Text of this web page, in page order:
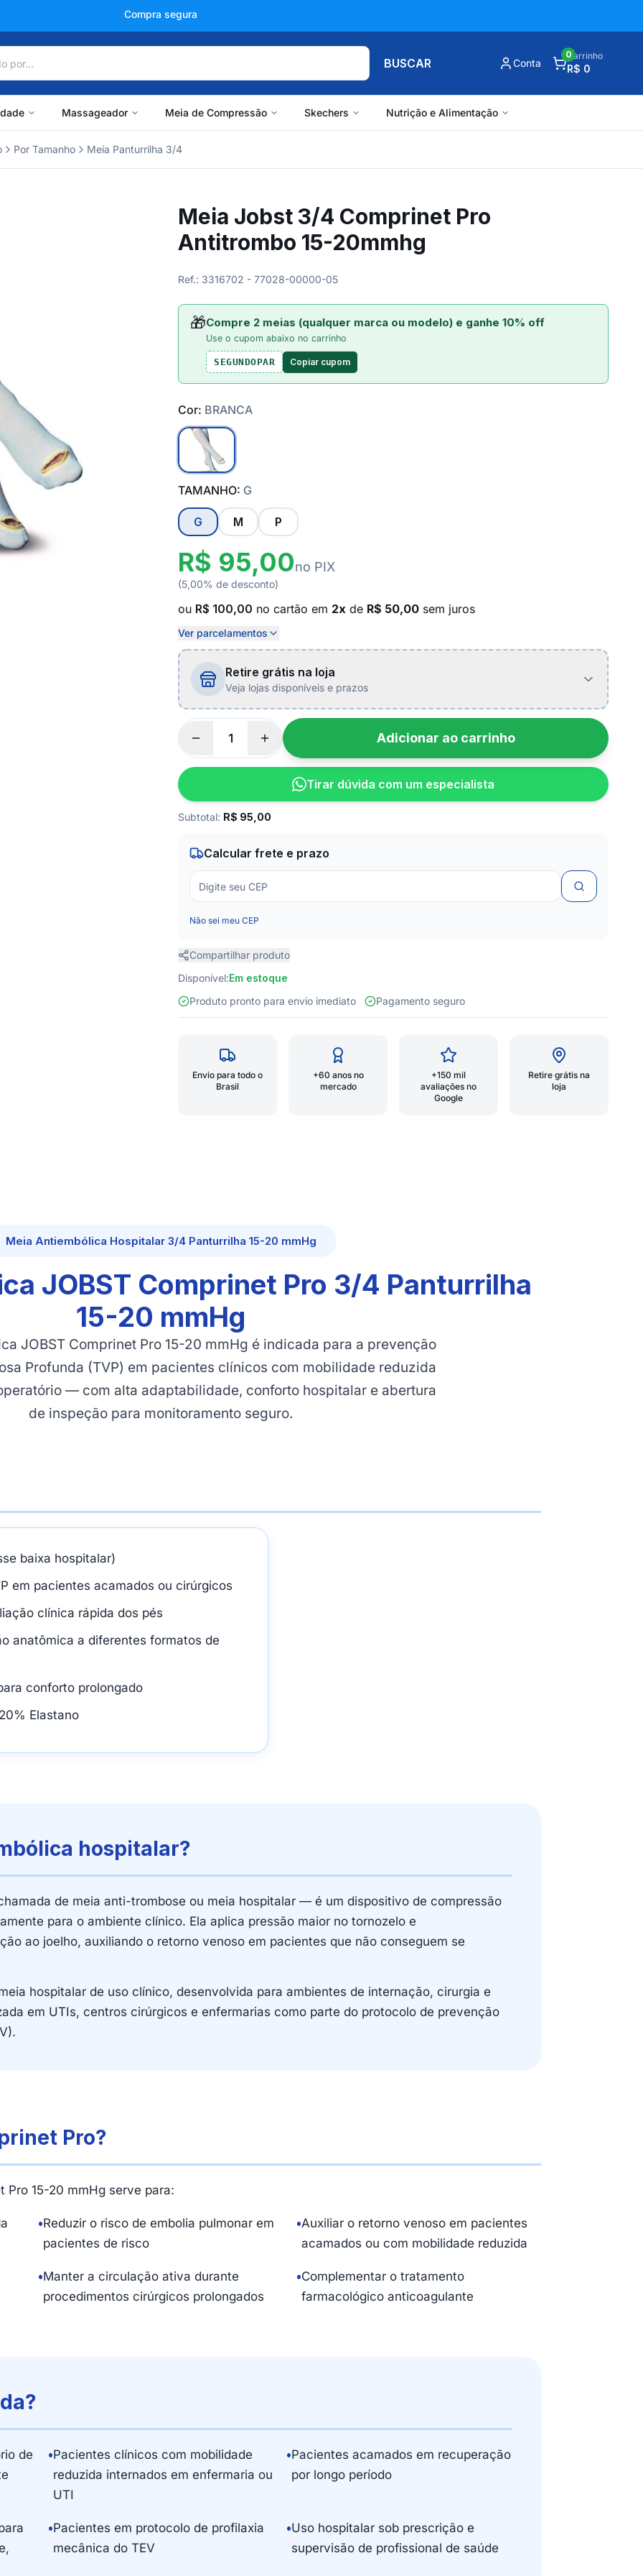
+150 mil avaliações
BUSCAR Conta
Carrinho
R$ 0
0
Massageador Meia de Compressão Skechers Nutrição e Alimentação
Por Tamanho Meia Panturrilha 3/4
Meia Jobst 3/4 Comprinet Pro
Antitrombo 15-20mmhg
Ref.: 3316702 - 77028-00000-05
🎁Compre 2 meias (qualquer marca ou modelo) e ganhe 10% off
Use o cupom abaixo no carrinho
SEGUNDOPAR Copiar cupom
Cor: BRANCA
TAMANHO: G
G M P
R$ 95,00no PIX
(5,00% de desconto)
ou R$ 100,00 no cartão em 2x de R$ 50,00 sem juros
Ver parcelamentos
Retire grátis na loja
Veja lojas disponíveis e prazos
Adicionar ao carrinho
Tirar dúvida com um especialista
Subtotal: R$ 95,00
Calcular frete e prazo
Não sei meu CEP
Compartilhar produto
Disponível:Em estoque
Produto pronto para envio imediato
Pagamento seguro
Envio para todo o
Brasil
+60 anos no
mercado
+150 mil
avaliações no
Google
Retire grátis na
loja
Meia Antiembólica Hospitalar 3/4 Panturrilha 15-20 mmHg
JOBST Comprinet Pro 3/4 Panturrilha
15-20 mmHg
JOBST Comprinet Pro 15-20 mmHg é indicada para a prevenção
Profunda (TVP) em pacientes clínicos com mobilidade reduzida
— com alta adaptabilidade, conforto hospitalar e abertura
de inspeção para monitoramento seguro.
baixa hospitalar)
em pacientes acamados ou cirúrgicos
clínica rápida dos pés
anatômica a diferentes formatos de
conforto prolongado
Elastano
hospitalar?
de meia anti-trombose ou meia hospitalar — é um dispositivo de compressão
para o ambiente clínico. Ela aplica pressão maior no tornozelo e
ao joelho, auxiliando o retorno venoso em pacientes que não conseguem se
hospitalar de uso clínico, desenvolvida para ambientes de internação, cirurgia e
em UTIs, centros cirúrgicos e enfermarias como parte do protocolo de prevenção
Pro?
Pro 15-20 mmHg serve para:
•Reduzir o risco de embolia pulmonar em
pacientes de risco
•Auxiliar o retorno venoso em pacientes
acamados ou com mobilidade reduzida
•Manter a circulação ativa durante
procedimentos cirúrgicos prolongados
•Complementar o tratamento
farmacológico anticoagulante
de
•Pacientes clínicos com mobilidade
reduzida internados em enfermaria ou
UTI
•Pacientes acamados em recuperação
por longo período
•Pacientes em protocolo de profilaxia
mecânica do TEV
•Uso hospitalar sob prescrição e
supervisão de profissional de saúde